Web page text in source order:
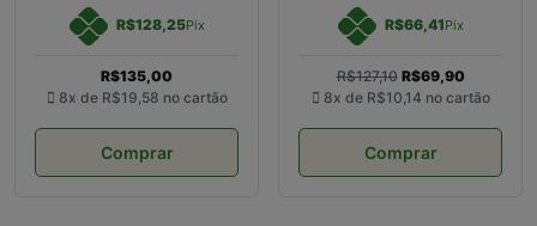
R$128,25Pix
R$135,00
8x de R$19,58 no cartão
Comprar
R$66,41Pix
R$127,10 R$69,90
8x de R$10,14 no cartão
Comprar